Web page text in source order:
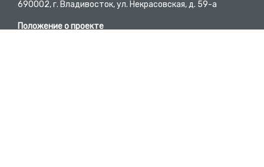
690002, г. Владивосток, ул. Некрасовская, д. 59-а
Положение о проекте